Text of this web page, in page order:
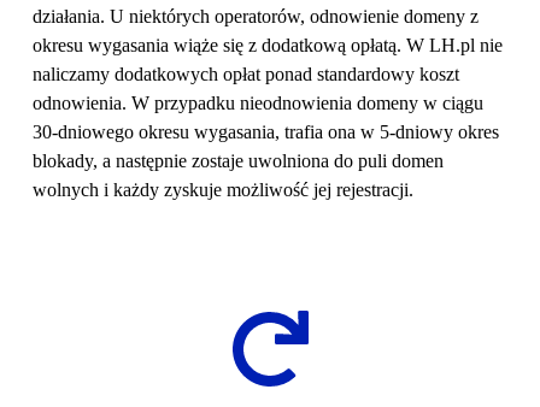
działania. U niektórych operatorów, odnowienie domeny z
okresu wygasania wiąże się z dodatkową opłatą. W LH.pl nie
naliczamy dodatkowych opłat ponad standardowy koszt
odnowienia. W przypadku nieodnowienia domeny w ciągu
30-dniowego okresu wygasania, trafia ona w 5-dniowy okres
blokady, a następnie zostaje uwolniona do puli domen
wolnych i każdy zyskuje możliwość jej rejestracji.